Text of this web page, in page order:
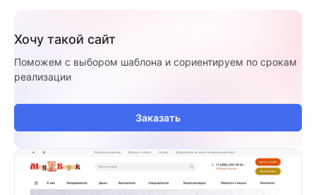
Хочу такой сайт
Поможем с выбором шаблона и сориентируем по срокам
реализации
Заказать